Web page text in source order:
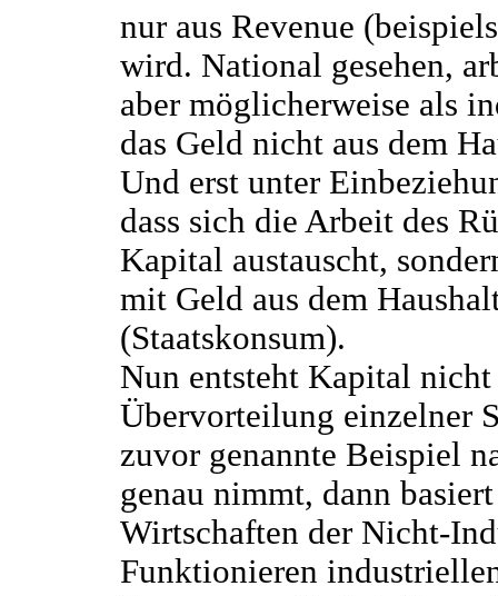
nur aus Revenue
wird. National gesehen,
aber möglicherweise als
das Geld nicht aus dem
Und erst unter
dass sich die Arbeit des
Kapital austauscht,
mit Geld aus dem
(Staatskonsum).
Nun entsteht Kapital nicht
Übervorteilung einzelner
zuvor genannte Beispiel
genau nimmt, dann
Wirtschaften der Nicht-
Funktionieren